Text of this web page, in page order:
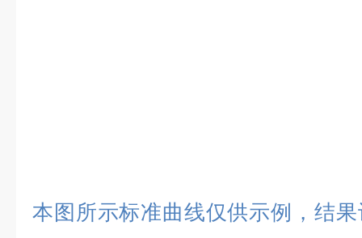
本图所示标准曲线仅供示例，结